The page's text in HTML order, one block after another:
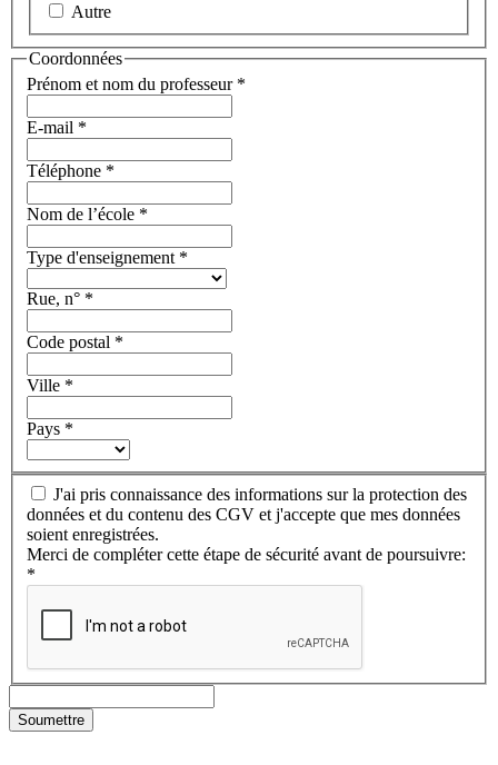
Autre
Coordonnées
Prénom et nom du professeur *
E-mail *
Téléphone *
Nom de l’école *
Type d'enseignement *
Rue, n° *
Code postal *
Ville *
Pays *
J'ai pris connaissance des informations sur la protection des
données et du contenu des CGV et j'accepte que mes données
soient enregistrées.
Merci de compléter cette étape de sécurité avant de poursuivre:
*